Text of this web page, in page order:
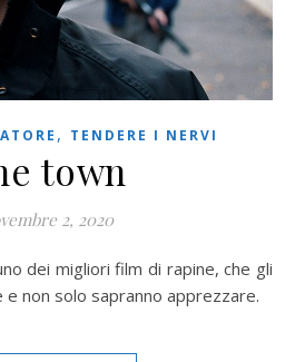
, TENDERE I NERVI
town
2, 2020
non solo sapranno apprezzare.